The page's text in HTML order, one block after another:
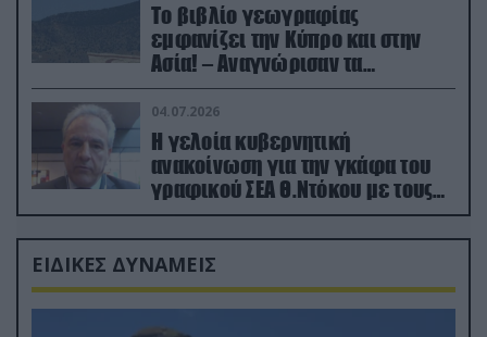
Το βιβλίο γεωγραφίας
εμφανίζει την Κύπρο και στην
Ασία! – Αναγνώρισαν τα
κατεχόμενα; (φωτο)
04.07.2026
Η γελοία κυβερνητική
ανακοίνωση για την γκάφα του
γραφικού ΣΕΑ Θ.Ντόκου με τους
Ρώσους φαρσέρ
ΕΙΔΙΚΕΣ ΔΥΝΑΜΕΙΣ